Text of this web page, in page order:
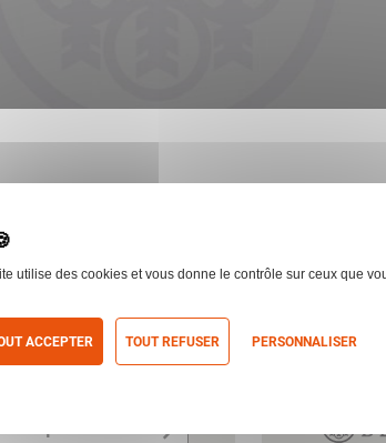
utilise des cookies et vous donne le contrôle sur ceux que
ACCEPTER TOUT REFUSER PERSONNALISER